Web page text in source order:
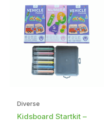
Diverse
Kidsboard Startkit –